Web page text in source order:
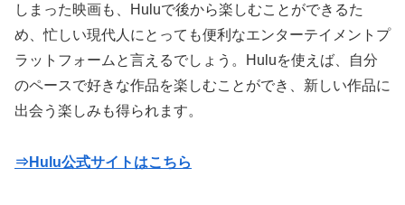
しまった映画も、Huluで後から楽しむことができるた
め、忙しい現代人にとっても便利なエンターテイメントプ
ラットフォームと言えるでしょう。Huluを使えば、自分
のペースで好きな作品を楽しむことができ、新しい作品に
出会う楽しみも得られます。
⇒Hulu公式サイトはこちら